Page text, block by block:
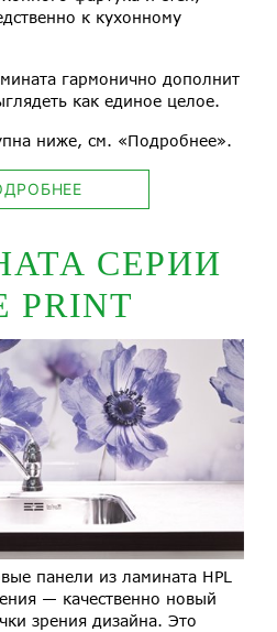
к кухонному
гармонично дополнит
как единое целое.
ниже, см. «Подробнее».
СЕРИИ
PRINT
панели из ламината HPL
— качественно новый
зрения дизайна. Это